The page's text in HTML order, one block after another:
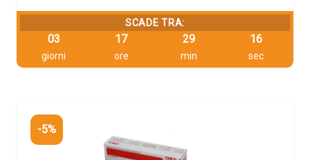
SCADE TRA:
03
giorni
17
ore
29
min
16
sec
-5%